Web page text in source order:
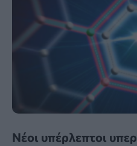
Νέοι υπέρλεπτοι